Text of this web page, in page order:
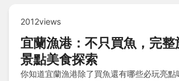
2012views
宜蘭漁港：不只買魚，完
景點美食探索
你知道宜蘭漁港除了買魚還有哪些必玩亮點